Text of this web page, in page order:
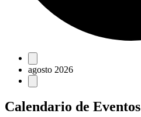
Eventos
agosto 2026
Calendario de Eventos